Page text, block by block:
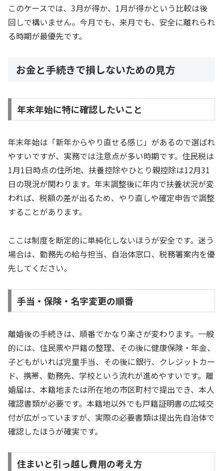
このケースでは、3月が得か、1月が得かという比較は後
回しで構いません。今月でも、来月でも、安全に離れられ
る時期が最優先です。
お金と手続きで損しないための見方
年末年始に特に確認したいこと
年末年始は「新年からやり直せる感じ」があるので選ばれ
やすいですが、実務では注意点が多い時期です。住民税は
1月1日時点の住所地、扶養控除やひとり親控除は12月31
日の現況が関わります。年末調整後に年内で扶養状況が変
われば、税額の差が出るため、やり直しや確定申告で調整
することがあります。
ここは制度を断定的に単純化しないほうが安全です。迷う
場合は、勤務先の給与担当、自治体窓口、税務署案内を優
先してください。
手当・保険・名字変更の順番
離婚後の手続きは、順番でかなり楽さが変わります。一般
的には、住民票や戸籍の整理、その後に健康保険・年金、
子どもがいれば児童手当、その後に銀行、クレジットカー
ド、携帯、勤務先、学校という流れが進めやすいです。離
婚届は、本籍地または所在地の市区町村で提出でき、本人
確認書類が必要です。本籍地以外でも戸籍証明書の広域交
付が広がっていますが、実際の必要書類は提出先自治体で
確認したほうが確実です。
住まいと引っ越し費用の考え方